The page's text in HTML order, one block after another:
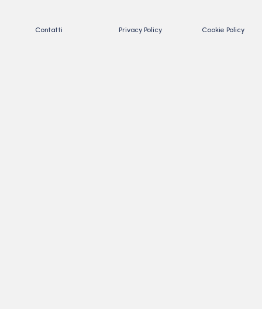
Contatti Privacy Policy Cookie Policy